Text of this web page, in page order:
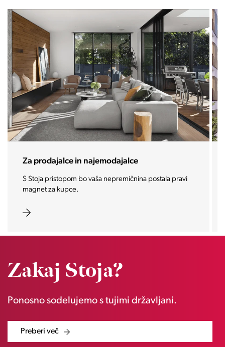
Za prodajalce in najemodajalce
S Stoja pristopom bo vaša nepremičnina postala pravi
magnet za kupce.
Zakaj Stoja?
Ponosno sodelujemo s tujimi državljani.
Preberi več